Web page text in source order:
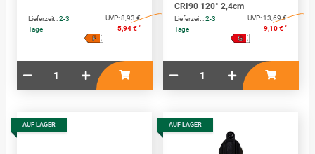
Lieferzeit :2-3
Tage
UVP:8,93 €
5,94 € *
A
↑
G
F
CRI90 120° 2,4cm
Lieferzeit :2-3
Tage
UVP:13,69 €
9,10 € *
A
↑
G
G
AUF LAGER AUF LAGER